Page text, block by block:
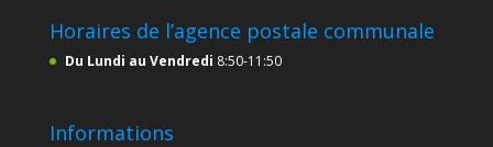
Horaires de l’agence postale communale
Du Lundi au Vendredi 8:50-11:50
Informations